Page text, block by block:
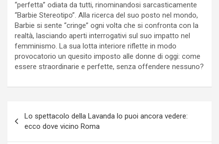
“perfetta” odiata da tutti, rinominandosi sarcasticamente
“Barbie Stereotipo”. Alla ricerca del suo posto nel mondo,
Barbie si sente “cringe” ogni volta che si confronta con la
realtà, lasciando aperti interrogativi sul suo impatto nel
femminismo. La sua lotta interiore riflette in modo
provocatorio un quesito imposto alle donne di oggi: come
essere straordinarie e perfette, senza offendere nessuno?
articoli
Lo spettacolo della Lavanda lo puoi ancora vedere:
ecco dove vicino Roma